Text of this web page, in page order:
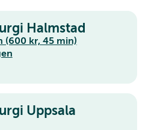
Halmstad
(600 kr, 45 min)
Uppsala